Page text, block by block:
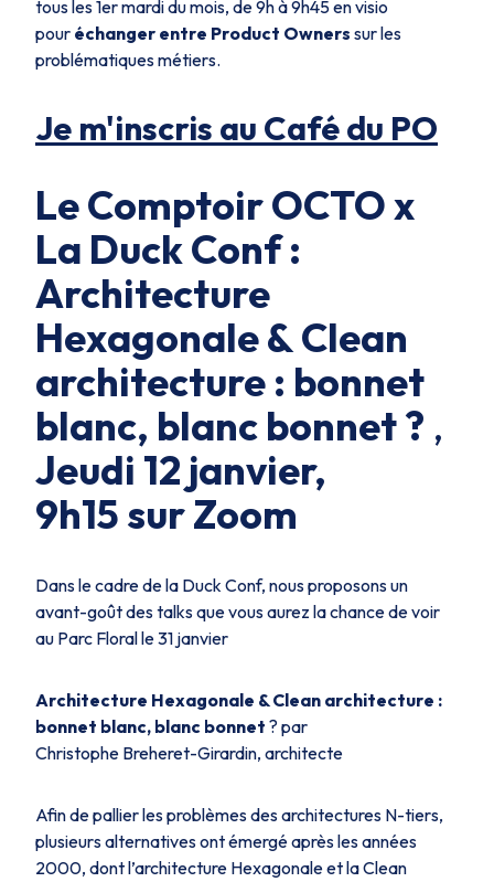
tous les 1er mardi du mois, de 9h à 9h45 en visio
pour échanger entre Product Owners sur les
problématiques métiers.
Je m'inscris au Café du PO
Le Comptoir OCTO x
La Duck Conf :
Architecture
Hexagonale & Clean
architecture : bonnet
blanc, blanc bonnet? ,
Jeudi 12 janvier,
9h15 sur Zoom
Dans le cadre de la Duck Conf, nous proposons un
avant-goût des talks que vous aurez la chance de voir
au Parc Floral le 31 janvier
Architecture Hexagonale & Clean architecture :
bonnet blanc, blanc bonnet ? par
Christophe Breheret-Girardin, architecte
Afin de pallier les problèmes des architectures N-tiers,
plusieurs alternatives ont émergé après les années
2000, dont l’architecture Hexagonale et la Clean